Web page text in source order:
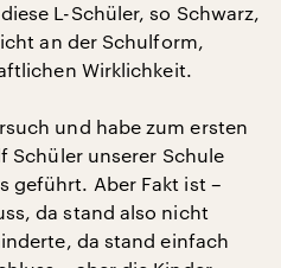
L-Schüler, so Schwarz,
an der Schulform,
Wirklichkeit.
und habe zum ersten
Schüler unserer Schule
geführt. Aber Fakt ist –
da stand also nicht
da stand einfach